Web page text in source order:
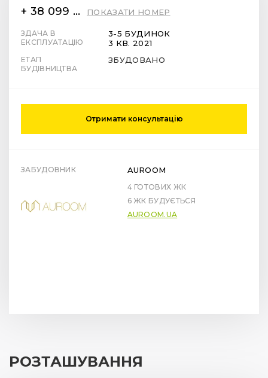
+ 38 099 78 78 287 ПОКАЗАТИ НОМЕР
ЗДАЧА В
ЕКСПЛУАТАЦІЮ
3-5 БУДИНОК
3 КВ. 2021
ЕТАП
БУДІВНИЦТВА
ЗБУДОВАНО
Отримати консультацію
ЗАБУДОВНИК AUROOM
4 ГОТОВИХ ЖК
6 ЖК БУДУЄТЬСЯ
AUROOM.UA
РОЗТАШУВАННЯ